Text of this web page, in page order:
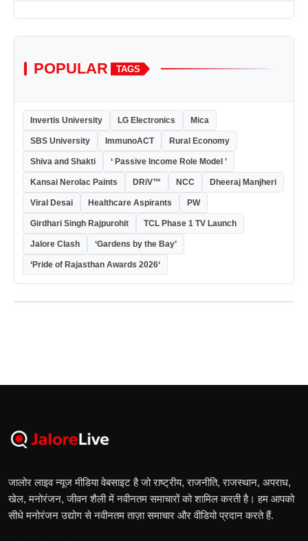
POPULAR TAGS
Invertis University LG Electronics Mica
SBS University ImmunoACT Rural Economy
Shiva and Shakti ‘ Passive Income Role Model ’
Kansai Nerolac Paints DRiV™ NCC Dheeraj Manjheri
Viral Desai Healthcare Aspirants PW
Girdhari Singh Rajpurohit TCL Phase 1 TV Launch
Jalore Clash ‘Gardens by the Bay’
‘Pride of Rajasthan Awards 2026‘
जालोर लाइव न्यूज मीडिया वेबसाइट है जो राष्ट्रीय, राजनीति, राजस्थान, अपराध,
खेल, मनोरंजन, जीवन शैली में नवीनतम समाचारों को शामिल करती है। हम आपको
सीधे मनोरंजन उद्योग से नवीनतम ताज़ा समाचार और वीडियो प्रदान करते हैं.